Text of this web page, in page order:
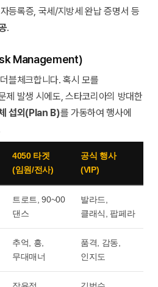
등록증, 국세/지방세 완납 증명서 등
.
Management)
블체크합니다. 혹시 모를
제 발생 시에도, 스타코리아의 방대한
섭외(Plan B)를 가동하여 행사에
4050 타겟
(임원/전사)
공식 행사
(VIP)
트로트, 90~00
댄스
발라드,
클래식, 팝페라
추억, 흥,
무대매너
품격, 감동,
인지도